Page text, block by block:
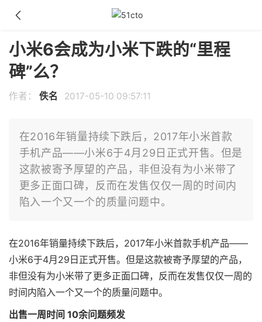
小米6会成为小米下跌的“里程
碑”么？
作者： 佚名 2017-05-10 09:57:11
在2016年销量持续下跌后，2017年小米首款
手机产品——小米6于4月29日正式开售。但是
这款被寄予厚望的产品，非但没有为小米带了
更多正面口碑，反而在发售仅仅一周的时间内
陷入一个又一个的质量问题中。
在2016年销量持续下跌后，2017年小米首款手机产品——
小米6于4月29日正式开售。但是这款被寄予厚望的产品，
非但没有为小米带了更多正面口碑，反而在发售仅仅一周的
时间内陷入一个又一个的质量问题中。
出售一周时间 10余问题频发